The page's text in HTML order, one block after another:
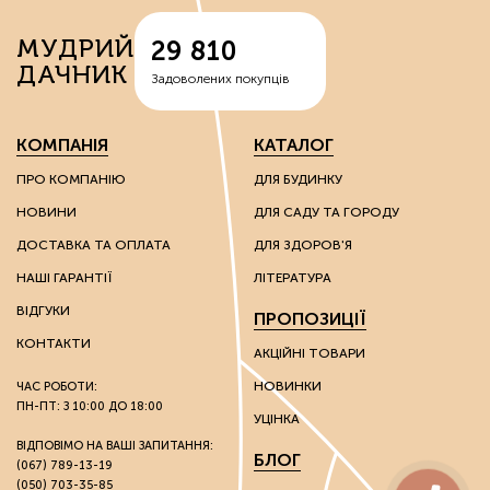
вермикуліти — відходи руди, що володіють здатністю
спершу накопичувати вологу, а потім поступово
вивільняти її;
перліти – сполуки вулканічного походження, що
надають вологоутримуючі властивості субстратам;
діатоміти – багаті на кварц сполуки, які
використовують для покращення властивостей
надлегких ґрунтів.
Ці речовини мають каталітичні та іонообмінні
властивості, завдяки яким можна впливати на хімічні
Грунтополіпшувачі використовують без обмежень на
вид культури: вони однаково гарні як для плодоносних
культур, так і для пальм та інших екзотів.
Стимулятори росту
Розвиток культур багато в чому залежить від зовнішніх
факторів. Через несприятливі погодні умови на ранніх
МУДРИЙ
ДАЧНИК
29 810
Задоволених покупців
КОМПАНІЯ
ПРО КОМПАНІЮ
НОВИНИ
ДОСТАВКА ТА ОПЛАТА
НАШІ ГАРАНТІЇ
ВІДГУКИ
КОНТАКТИ
ЧАС РОБОТИ:
ПН-ПТ: З 10:00 ДО 18:00
ВІДПОВІМО НА ВАШІ ЗАПИТАННЯ:
(067) 789-13-19
(050) 703-35-85
КАТАЛОГ
ДЛЯ БУДИНКУ
ДЛЯ САДУ ТА ГОРОДУ
ДЛЯ ЗДОРОВ'Я
ЛІТЕРАТУРА
ПРОПОЗИЦІЇ
АКЦІЙНІ ТОВАРИ
НОВИНКИ
УЦІНКА
БЛОГ